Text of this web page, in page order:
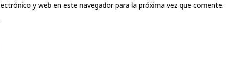
y web en este navegador para la próxima vez que comente.